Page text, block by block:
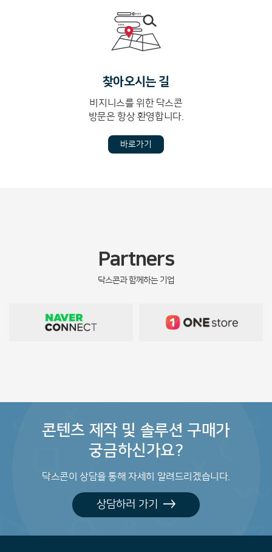
찾아오시는 길
비지니스를 위한 닥스콘
방문은 항상 환영합니다.
바로가기
Partners
닥스콘과 함께하는 기업
콘텐츠 제작 및 솔루션 구매가
궁금하신가요?
닥스콘이 상담을 통해 자세히 알려드리겠습니다.
상담하러 가기